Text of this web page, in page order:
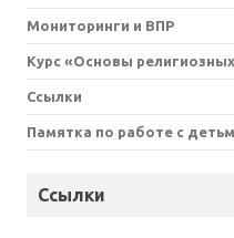
Мониторинги и ВПР
Курс «Основы
Ссылки
Памятка по работе с
Ссылки